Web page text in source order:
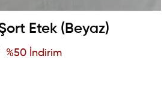
Etek (Beyaz)
%50 İndirim